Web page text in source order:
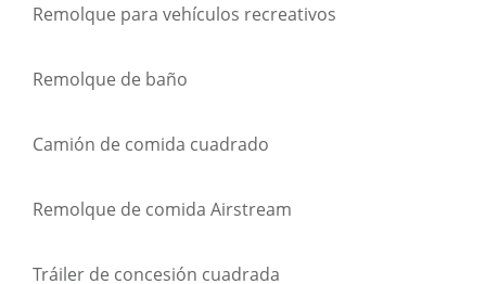
Remolque para vehículos recreativos
Remolque de baño
Camión de comida cuadrado
Remolque de comida Airstream
Tráiler de concesión cuadrada